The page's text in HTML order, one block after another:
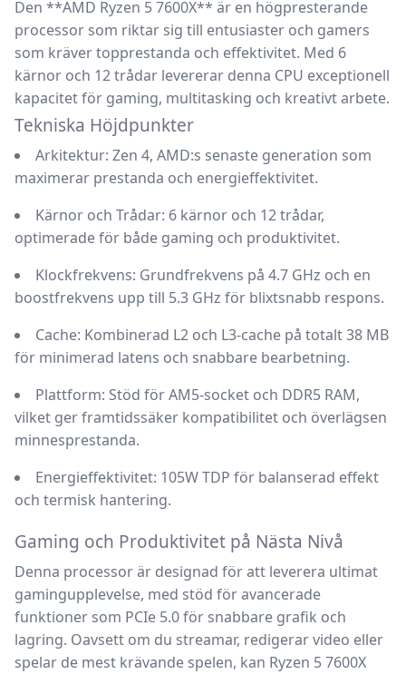
Den **AMD Ryzen 5 7600X** är en högpresterande
processor som riktar sig till entusiaster och gamers
som kräver topprestanda och effektivitet. Med 6
kärnor och 12 trådar levererar denna CPU exceptionell
kapacitet för gaming, multitasking och kreativt arbete.
Tekniska Höjdpunkter
Arkitektur: Zen 4, AMD:s senaste generation som
maximerar prestanda och energieffektivitet.
Kärnor och Trådar: 6 kärnor och 12 trådar,
optimerade för både gaming och produktivitet.
Klockfrekvens: Grundfrekvens på 4.7 GHz och en
boostfrekvens upp till 5.3 GHz för blixtsnabb respons.
Cache: Kombinerad L2 och L3-cache på totalt 38 MB
för minimerad latens och snabbare bearbetning.
Plattform: Stöd för AM5-socket och DDR5 RAM,
vilket ger framtidssäker kompatibilitet och överlägsen
minnesprestanda.
Energieffektivitet: 105W TDP för balanserad effekt
och termisk hantering.
Gaming och Produktivitet på Nästa Nivå
Denna processor är designad för att leverera ultimat
gamingupplevelse, med stöd för avancerade
funktioner som PCIe 5.0 för snabbare grafik och
lagring. Oavsett om du streamar, redigerar video eller
spelar de mest krävande spelen, kan Ryzen 5 7600X